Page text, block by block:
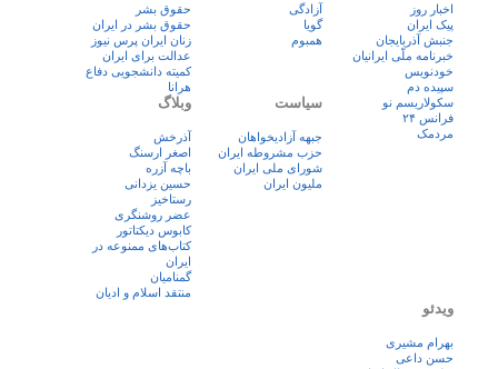
اخبار روز
پيک ايران
جنبش آذربایجان
خبرنامه ملّی ایرانیان
خودنویس
سپیده دم
سکولاریسم نو
فرانس ۲۴
مردمک
آزادگی
گویا
همبوم
حقوق بشر
حقوق بشر در ایران
زنان ايران پرس نيوز
عدالت برای ایران
کمیته دانشجویی دفاع
هرانا
سیاست
جبهه آزادیخواهان
حزب مشروطه ایران
شورای ملی ایران
ملیون ایران
وبلاگ
آذرخش
اصغر ارسنگ
باچه آزره
حسین یزدانی
رستاخیز
عضر روشنگری
کابوس دیکتاتور
کتاب‌های ممنوعه در
ایران
گمنامیان
منتقد اسلام و ادیان
ویدئو
بهرام مشیری
حسن داعی